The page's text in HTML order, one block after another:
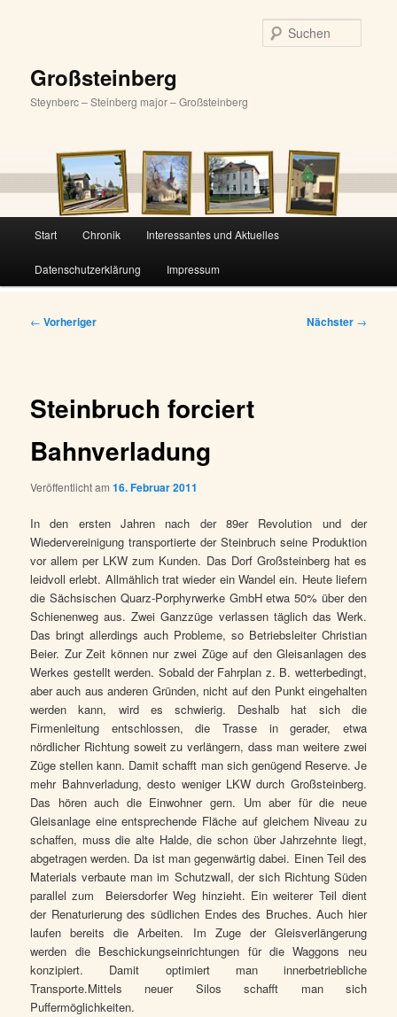
Großsteinberg
Steynberc – Steinberg major – Großsteinberg
Start Chronik Interessantes und Aktuelles
Datenschutzerklärung Impressum
Beitragsnavigation
← Vorheriger Nächster →
Steinbruch forciert
Bahnverladung
Veröffentlicht am16. Februar 2011
In den ersten Jahren nach der 89er Revolution und der
Wiedervereinigung transportierte der Steinbruch seine Produktion
vor allem per LKW zum Kunden. Das Dorf Großsteinberg hat es
leidvoll erlebt. Allmählich trat wieder ein Wandel ein. Heute liefern
die Sächsischen Quarz-Porphyrwerke GmbH etwa 50% über den
Schienenweg aus. Zwei Ganzzüge verlassen täglich das Werk.
Das bringt allerdings auch Probleme, so Betriebsleiter Christian
Beier. Zur Zeit können nur zwei Züge auf den Gleisanlagen des
Werkes gestellt werden. Sobald der Fahrplan z. B. wetterbedingt,
aber auch aus anderen Gründen, nicht auf den Punkt eingehalten
werden kann, wird es schwierig. Deshalb hat sich die
Firmenleitung entschlossen, die Trasse in gerader, etwa
nördlicher Richtung soweit zu verlängern, dass man weitere zwei
Züge stellen kann. Damit schafft man sich genügend Reserve. Je
mehr Bahnverladung, desto weniger LKW durch Großsteinberg.
Das hören auch die Einwohner gern. Um aber für die neue
Gleisanlage eine entsprechende Fläche auf gleichem Niveau zu
schaffen, muss die alte Halde, die schon über Jahrzehnte liegt,
abgetragen werden. Da ist man gegenwärtig dabei. Einen Teil des
Materials verbaute man im Schutzwall, der sich Richtung Süden
parallel zum Beiersdorfer Weg hinzieht. Ein weiterer Teil dient
der Renaturierung des südlichen Endes des Bruches. Auch hier
laufen bereits die Arbeiten. Im Zuge der Gleisverlängerung
werden die Beschickungseinrichtungen für die Waggons neu
konzipiert. Damit optimiert man innerbetriebliche
Transporte.Mittels neuer Silos schafft man sich
Puffermöglichkeiten.